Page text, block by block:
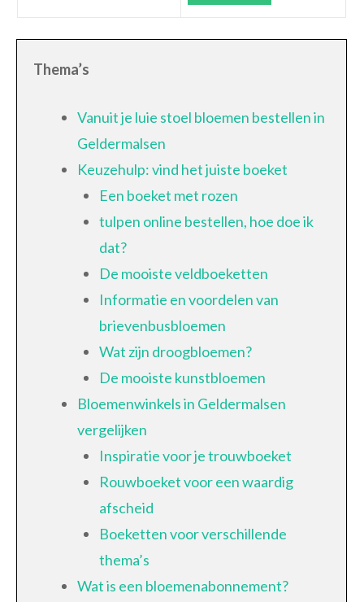
Thema’s
Vanuit je luie stoel bloemen bestellen in
Geldermalsen
Keuzehulp: vind het juiste boeket
Een boeket met rozen
tulpen online bestellen, hoe doe ik
dat?
De mooiste veldboeketten
Informatie en voordelen van
brievenbusbloemen
Wat zijn droogbloemen?
De mooiste kunstbloemen
Bloemenwinkels in Geldermalsen
vergelijken
Inspiratie voor je trouwboeket
Rouwboeket voor een waardig
afscheid
Boeketten voor verschillende
thema’s
Wat is een bloemenabonnement?